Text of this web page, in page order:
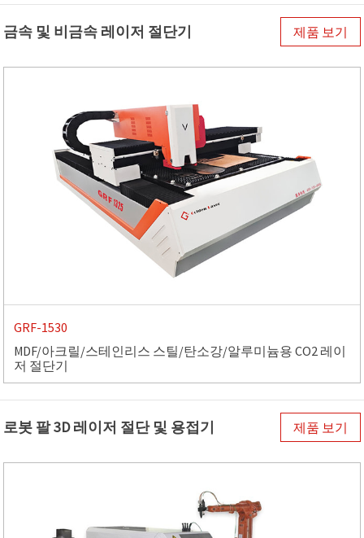
금속 및 비금속 레이저 절단기 제품 보기
GRF-1530
MDF/아크릴/스테인리스 스틸/탄소강/알루미늄용 CO2 레이
저 절단기
로봇 팔 3D 레이저 절단 및 용접기 제품 보기